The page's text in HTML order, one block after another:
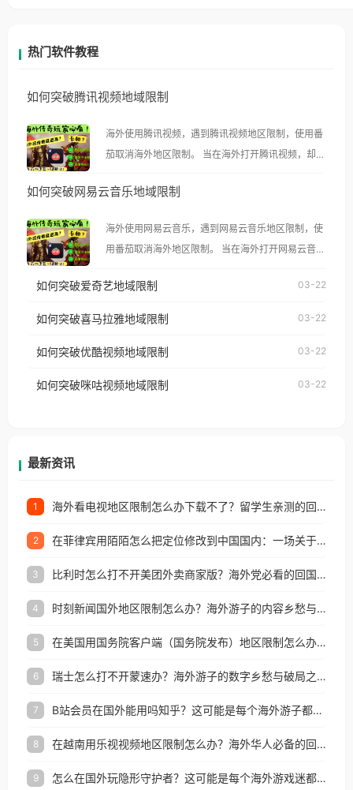
热门软件教程
如何突破腾讯视频地域限制
海外使用腾讯视频，遇到腾讯视频地区限制，使用番
茄取消海外地区限制。 当在海外打开腾讯视频，却突
示语。 海外用户如香港、澳门、台湾、美国、加拿
像其他音乐平台一样，出现地区及版权限制问题，且
仅能在中国大陆地区播放。 遇到这个问题的朋友们，
台湾、美国、加拿大、澳大利亚、欧洲等国家和地区
权限制所困扰。
如何突破网易云音乐地域限制
海外使用网易云音乐，遇到网易云音乐地区限制，使
用番茄取消海外地区限制。 当在海外打开网易云音
播放”的提示语。 海外用户如香港、澳门、台湾、美
制问题，且仅能在中国大陆地区播放。 遇到这个问题
户收听网易云音乐地区版权限制」的问题，无论人在
如何突破爱奇艺地域限制 03-22
如何突破喜马拉雅地域限制 03-22
如何突破优酷视频地域限制 03-22
如何突破咪咕视频地域限制 03-22
最新资讯
1 海外看电视地区限制怎么办下载不了？留学生亲测的回国加速方案（附2026世界杯观赛技巧）
2 在菲律宾用陌陌怎么把定位修改到中国国内：一场关于归属感与连接的探索
3 比利时怎么打不开美团外卖商家版？海外党必看的回国加速全攻略
4 时刻新闻国外地区限制怎么办？海外游子的内容乡愁与破局之路
5 在美国用国务院客户端（国务院发布）地区限制怎么办？3步解决海外看国内内容难题
6 瑞士怎么打不开蒙速办？海外游子的数字乡愁与破局之路
7 B站会员在国外能用吗知乎？这可能是每个海外游子都问过的问题
8 在越南用乐视视频地区限制怎么办？海外华人必备的回国加速攻略
9 怎么在国外玩隐形守护者？这可能是每个海外游戏迷都问过的问题